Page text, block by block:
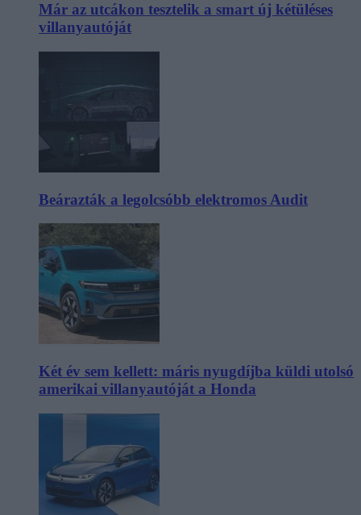
Már az utcákon tesztelik a smart új kétüléses
villanyautóját
Beárazták a legolcsóbb elektromos Audit
Két év sem kellett: máris nyugdíjba küldi utolsó
amerikai villanyautóját a Honda